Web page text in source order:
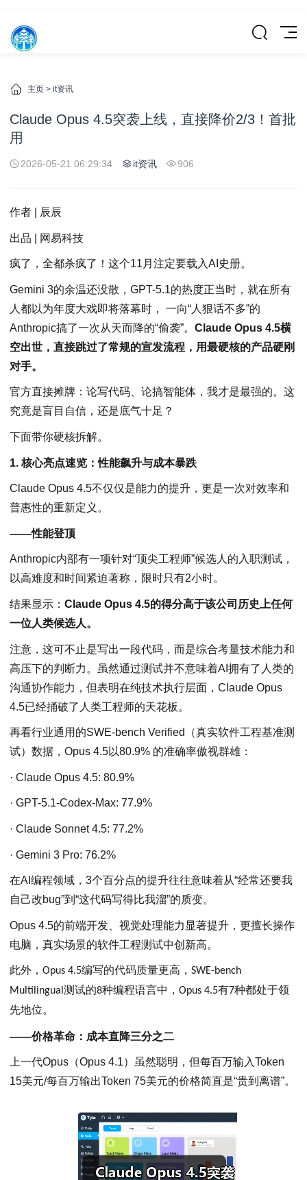
主页 > it资讯
Claude Opus 4.5突袭上线，直接降价2/3！首批
用
2026-05-21 06:29:34 it资讯 906
作者 | 辰辰
出品 | 网易科技
疯了，全都杀疯了！这个11月注定要载入AI史册。
Gemini 3的余温还没散，GPT-5.1的热度正当时，就在所有
人都以为年度大戏即将落幕时， 一向“人狠话不多”的
Anthropic搞了一次从天而降的“偷袭”。 Claude Opus 4.5横
空出世，直接跳过了常规的宣发流程，用最硬核的产品硬刚
对手。
官方直接摊牌：论写代码、论搞智能体，我才是最强的。这
究竟是盲目自信，还是底气十足？
下面带你硬核拆解。
1. 核心亮点速览：性能飙升与成本暴跌
Claude Opus 4.5不仅仅是能力的提升，更是一次对效率和
普惠性的重新定义。
——性能登顶
Anthropic内部有一项针对“顶尖工程师”候选人的入职测试，
以高难度和时间紧迫著称，限时只有2小时。
结果显示： Claude Opus 4.5的得分高于该公司历史上任何
一位人类候选人。
注意，这可不止是写出一段代码，而是综合考量技术能力和
高压下的判断力。虽然通过测试并不意味着AI拥有了人类的
沟通协作能力，但表明在纯技术执行层面，Claude Opus
4.5已经捅破了人类工程师的天花板。
再看行业通用的SWE-bench Verified（真实软件工程基准测
试）数据，Opus 4.5以80.9% 的准确率傲视群雄：
· Claude Opus 4.5: 80.9%
· GPT-5.1-Codex-Max: 77.9%
· Claude Sonnet 4.5: 77.2%
· Gemini 3 Pro: 76.2%
在AI编程领域，3个百分点的提升往往意味着从“经常还要我
自己改bug”到“这代码写得比我溜”的质变。
Opus 4.5的前端开发、视觉处理能力显著提升，更擅长操作
电脑，真实场景的软件工程测试中创新高。
此外，Opus 4.5编写的代码质量更高，SWE-bench
Multilingual测试的8种编程语言中，Opus 4.5有7种都处于领
先地位。
——价格革命：成本直降三分之二
上一代Opus（Opus 4.1）虽然聪明，但每百万输入Token
15美元/每百万输出Token 75美元的价格简直是“贵到离谱”。